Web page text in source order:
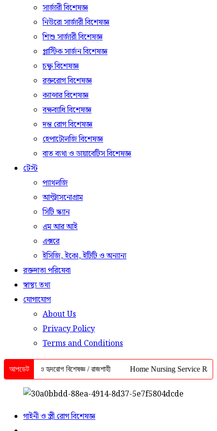
সার্জারী বিশেষজ্ঞ
নিউরো সার্জারী বিশেষজ্ঞ
শিশু সার্জারী বিশেষজ্ঞ
প্লাস্টিক সার্জন বিশেষজ্ঞ
চক্ষু বিশেষজ্ঞ
রক্তরোগ বিশেষজ্ঞ
ক্যান্সার বিশেষজ্ঞ
বক্ষব্যাধি বিশেষজ্ঞ
দন্ত রোগ বিশেষজ্ঞ
হেপাটোলজি বিশেষজ্ঞ
বাত ব্যথা ও ডায়াবেটিস বিশেষজ্ঞ
টেস্ট
প্যাথলজি
আল্ট্রাসনোগ্রাম
সিটি স্ক্যান
এম আর আই
এক্সরে
ইসিজি, ইকো, ইটিটি ও অন্যান্য
রক্তদাতা পরিষেবা
স্বাস্থ্য তথ্য
যোগাযোগ
About Us
Privacy Policy
Terms and Conditions
আপডেটও হৃদরোগ বিশেষজ্ঞ / রাজশাহী Home Nursing Service Rajshahi |
গাইনী ও স্ত্রী রোগ বিশেষজ্ঞ